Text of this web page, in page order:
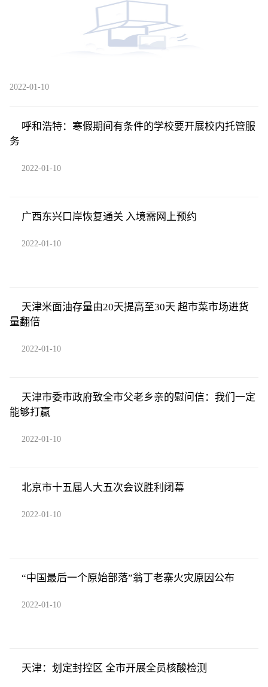
2022-01-10
呼和浩特：寒假期间有条件的学校要开展校内托管服
务
2022-01-10
广西东兴口岸恢复通关 入境需网上预约
2022-01-10
天津米面油存量由20天提高至30天 超市菜市场进货
量翻倍
2022-01-10
天津市委市政府致全市父老乡亲的慰问信：我们一定
能够打赢
2022-01-10
北京市十五届人大五次会议胜利闭幕
2022-01-10
“中国最后一个原始部落”翁丁老寨火灾原因公布
2022-01-10
天津：划定封控区 全市开展全员核酸检测